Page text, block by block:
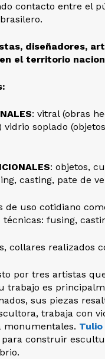
contacto entre el
diseñadores,
el territorio
: vitral (obras
soplado
: objetos,
casting, pate de
de uso cotidiano
fusing,
collares realizados
por tres artistas
trabajo es
sus piezas
trabaja con
monumentales.
construir